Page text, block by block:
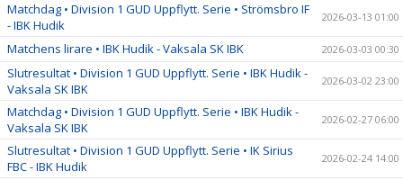
Matchdag • Division 1 GUD Uppflytt. Serie • Strömsbro IF
- IBK Hudik
2026-03-13 01:00
Matchens lirare • IBK Hudik - Vaksala SK IBK 2026-03-03 00:30
Slutresultat • Division 1 GUD Uppflytt. Serie • IBK Hudik -
Vaksala SK IBK
2026-03-02 23:00
Matchdag • Division 1 GUD Uppflytt. Serie • IBK Hudik -
Vaksala SK IBK
2026-02-27 06:00
Slutresultat • Division 1 GUD Uppflytt. Serie • IK Sirius
FBC - IBK Hudik
2026-02-24 14:00